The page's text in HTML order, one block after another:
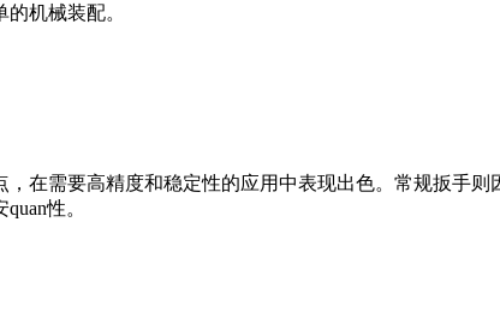
机械装配。
在需要高精度和稳定性的应用中表现出色。常规扳手
性。